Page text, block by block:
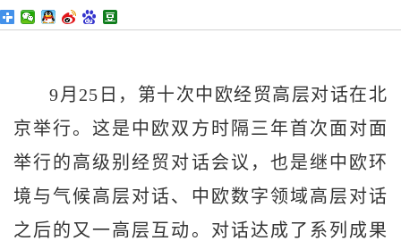
9月25日，第十次中欧经贸高层对话在北
京举行。这是中欧双方时隔三年首次面对面
举行的高级别经贸对话会议，也是继中欧环
境与气候高层对话、中欧数字领域高层对话
之后的又一高层互动。对话达成了系列成果